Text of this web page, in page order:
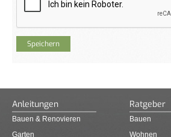
Anleitungen
Bauen & Renovieren
Garten
Ratgeber
Bauen
Wohnen